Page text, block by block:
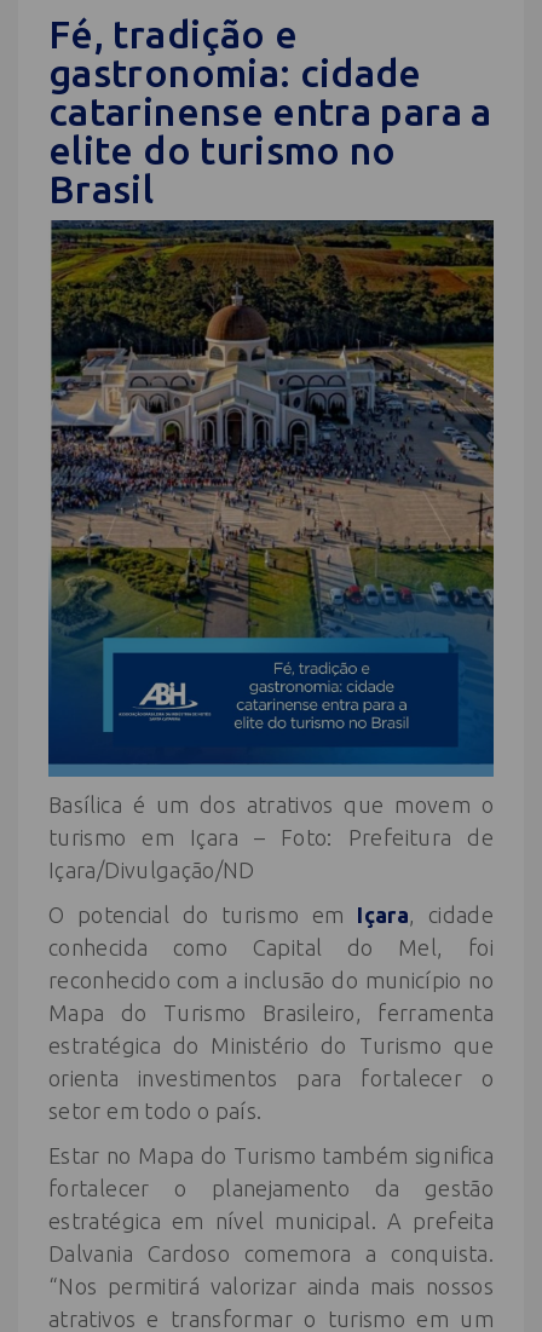
Fé, tradição e
gastronomia: cidade
catarinense entra para a
elite do turismo no
Brasil
Basílica é um dos atrativos que movem o
turismo em Içara – Foto: Prefeitura de
Içara/Divulgação/ND
O potencial do turismo em Içara , cidade
conhecida como Capital do Mel, foi
reconhecido com a inclusão do município no
Mapa do Turismo Brasileiro, ferramenta
estratégica do Ministério do Turismo que
orienta investimentos para fortalecer o
setor em todo o país.
Estar no Mapa do Turismo também significa
fortalecer o planejamento da gestão
estratégica em nível municipal. A prefeita
Dalvania Cardoso comemora a conquista.
“Nos permitirá valorizar ainda mais nossos
atrativos e transformar o turismo em um